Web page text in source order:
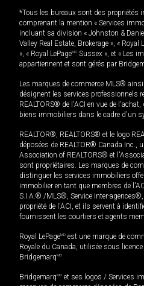
*Tous les bureaux sont des propriétés
comprenant la mention « Services
incluant sa division « Johnston & Daniel
Valley Real Estate, Brokerage », « Royal
», « Royal LePageMD Sussex », et « Les
appartiennent et sont gérés par
Les marques de commerce MLS®
désignent les services professionnels
REALTORS® de l'ACI en vue de l'achat,
biens immobiliers dans le cadre d'un
REALTOR®, REALTORS® et le logo
déposées de REALTOR® Canada Inc.,
Association of REALTORS® et
sont propriétaires. Les marques de
distinguer les services immobiliers
immobilier en tant que membres de
S.I.A.® /MLS®, Service inter-
propriété de l'ACI, et ils servent à
fournissent les courtiers et agents
Royal LePageMD est une marque de
Royale du Canada, utilisée sous
BridgemarqMD.
BridgemarqMD et ses logos / Services